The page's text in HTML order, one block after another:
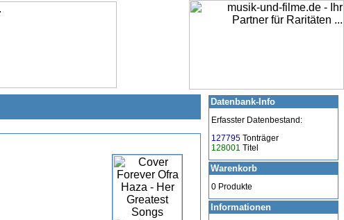
Datenbank-Info
Erfasster Datenbestand:
127795 Tonträger
128001 Titel
Warenkorb
0 Produkte
Informationen